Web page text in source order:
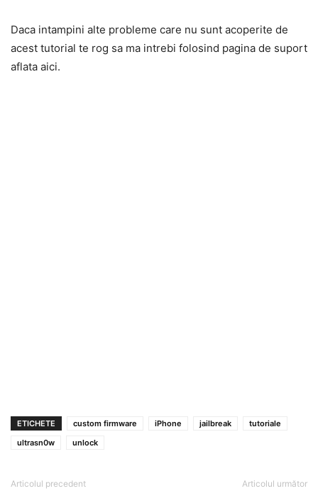
Daca intampini alte probleme care nu sunt acoperite de
acest tutorial te rog sa ma intrebi folosind pagina de suport
aflata aici.
ETICHETE custom firmware iPhone jailbreak
tutoriale
ultrasn0w
unlock
Articolul precedent Articolul următor